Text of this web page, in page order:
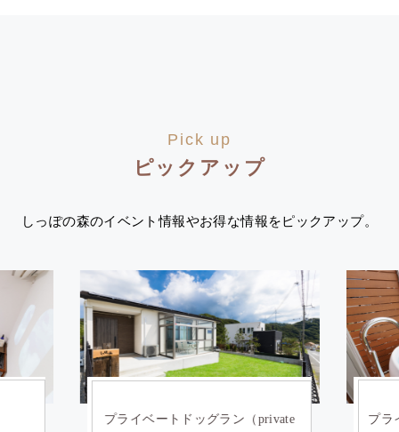
Pick up
ピックアップ
しっぽの森のイベント情報やお得な情報をピックアップ。
プライベートドッグラン（private
プラ